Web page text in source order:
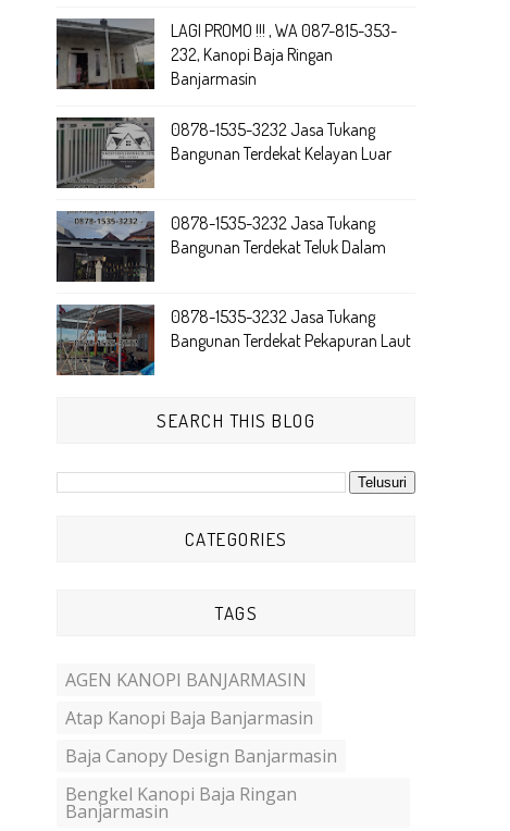
LAGI PROMO !!! , WA 087-815-353-
232, Kanopi Baja Ringan
Banjarmasin
0878-1535-3232 Jasa Tukang
Bangunan Terdekat Kelayan Luar
0878-1535-3232 Jasa Tukang
Bangunan Terdekat Teluk Dalam
0878-1535-3232 Jasa Tukang
Bangunan Terdekat Pekapuran Laut
SEARCH THIS BLOG
CATEGORIES
TAGS
AGEN KANOPI BANJARMASIN
Atap Kanopi Baja Banjarmasin
Baja Canopy Design Banjarmasin
Bengkel Kanopi Baja Ringan
Banjarmasin